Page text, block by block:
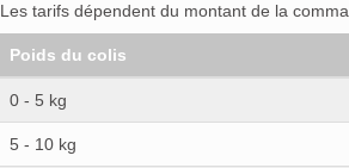
Les tarifs dépendent du montant de la
Poids du colis
0 - 5 kg
5 - 10 kg